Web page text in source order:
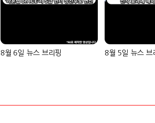
8월 6일 뉴스 브리핑 8월 5일 뉴스 브